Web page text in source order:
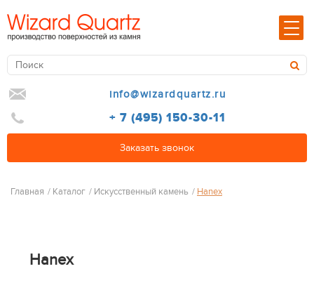
info@wizardquartz.ru
+ 7 (495) 150-30-11
Заказать звонок
Главная / Каталог / Искусственный камень / Hanex
Hanex